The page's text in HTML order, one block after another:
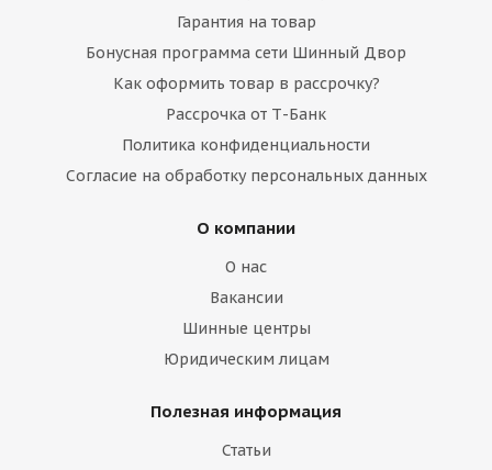
Гарантия на товар
Бонусная программа сети Шинный Двор
Как оформить товар в рассрочку?
Рассрочка от Т-Банк
Политика конфиденциальности
Согласие на обработку персональных данных
О компании
О нас
Вакансии
Шинные центры
Юридическим лицам
Полезная информация
Статьи